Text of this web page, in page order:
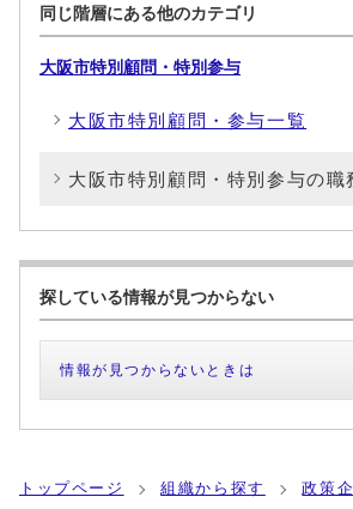
同じ階層にある他のカテゴリ
大阪市特別顧問・特別参与
大阪市特別顧問・参与一覧
大阪市特別顧問・特別参与の職
探している情報が見つからない
情報が見つからないときは
トップページ 組織から探す
政策